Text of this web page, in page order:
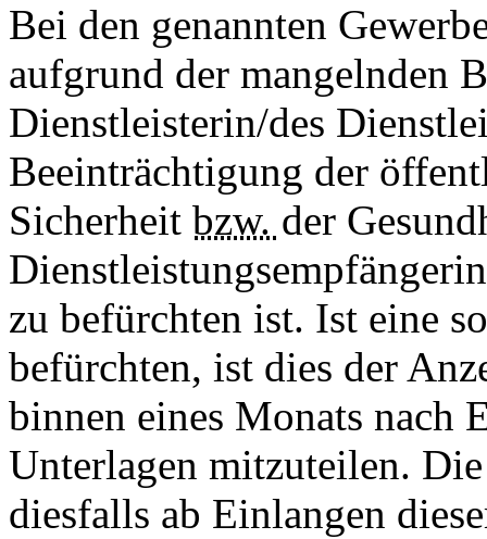
Bei den genannten
aufgrund der mangelnden
Dienstleisterin/des
Beeinträchtigung der
Sicherheit bzw. der
zu befürchten ist. Ist eine
befürchten, ist dies der
binnen eines Monats nach
Unterlagen mitzuteilen.
diesfalls ab Einlangen